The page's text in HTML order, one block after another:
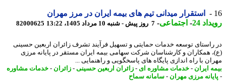
استقرار میدانی تیم های بیمه ایران در مرز مهران
24
-اجتماعی-7 روز پیش - شنبه 10 مرداد 1405، 13:22 82000625
توسعه خدمات حمایتی و تسهیل فرآیند تشرف زائران اربعین حسینی
همکاران و کارشناسان شرکت سهامی بیمه ایران مستقر در پایانه مرزی
با راه اندازی پایگاه های پاسخگویی و راهنمایی ...
ایران - خدمات مشاوره ای - زائران اربعین حسینی-زائران-
خدمات مشاوره
مرزی مهران- سامانه سماح